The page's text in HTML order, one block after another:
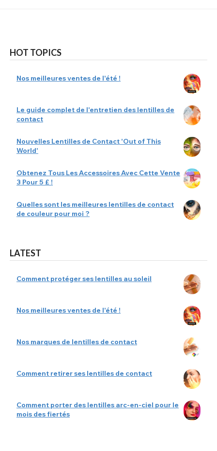
HOT TOPICS
Nos meilleures ventes de l'été !
Le guide complet de l'entretien des lentilles de
contact
Nouvelles Lentilles de Contact 'Out of This
World'
Obtenez Tous Les Accessoires Avec Cette Vente
3 Pour 5 £ !
Quelles sont les meilleures lentilles de contact
de couleur pour moi ?
LATEST
Comment protéger ses lentilles au soleil
Nos meilleures ventes de l'été !
Nos marques de lentilles de contact
Comment retirer ses lentilles de contact
Comment porter des lentilles arc-en-ciel pour le
mois des fiertés